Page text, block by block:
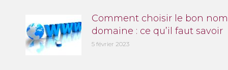
Comment choisir le bon
domaine : ce qu’il faut savoir
5 février 2023